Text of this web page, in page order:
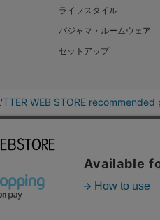
ライフスタイル
パジャマ・ルームウェア
セットアップ
LIMITED
JAPAN LIMITED ALL RIGHTS